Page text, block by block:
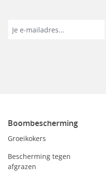
Boombescherming
Groeikokers
Bescherming tegen
afgrazen